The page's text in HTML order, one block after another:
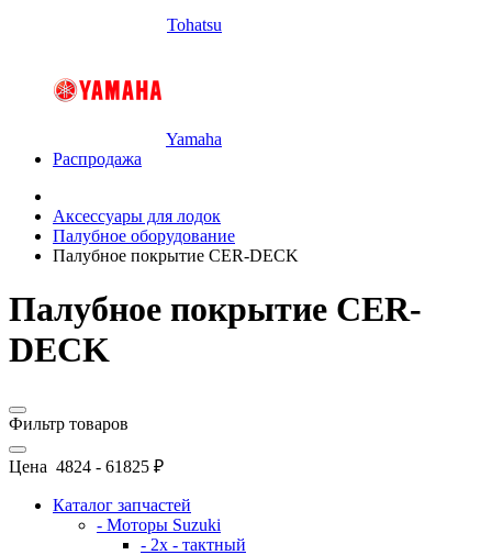
Tohatsu
Yamaha
Распродажа
Аксессуары для лодок
Палубное оборудование
Палубное покрытие CER-DECK
Палубное покрытие CER-
DECK
Фильтр товаров
Цена 4824 - 61825 ₽
Каталог запчастей
- Моторы Suzuki
- 2x - тактный